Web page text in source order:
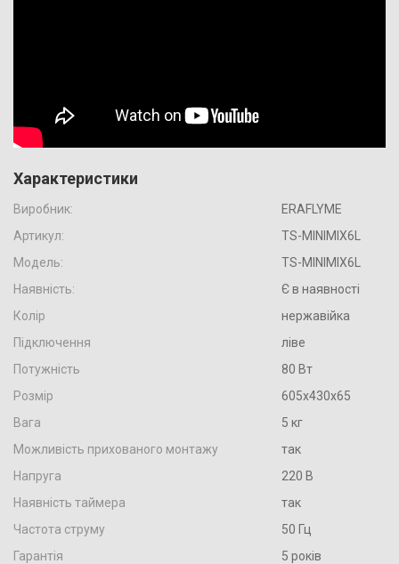
Характеристики
Виробник:
ERAFLYME
Артикул:
TS-MINIMIX6L
Модель:
TS-MINIMIX6L
Наявність:
Є в наявності
Колір
нержавійка
Підключення
ліве
Потужність
80 Вт
Розмір
605x430x65
Вага
5 кг
Можливість прихованого монтажу
так
Напруга
220 В
Наявність таймера
так
Частота струму
50 Гц
Гарантія
5 років